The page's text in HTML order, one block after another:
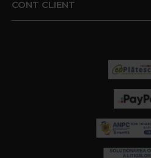
CONT CLIENT